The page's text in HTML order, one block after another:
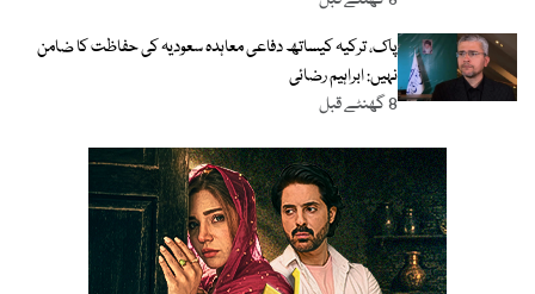
پاک، ترکیہ کیساتھ دفاعی معاہدہ سعودیہ کی حفاظت کا ضامن
نہیں: ابراہیم رضائی
8 گھنٹے قبل